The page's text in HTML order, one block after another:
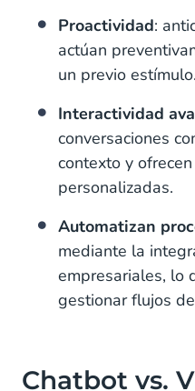
Proactividad:
actúan
un previo estímulo.
Interactividad
conversaciones
contexto y
personalizadas.
Automatizan
mediante la
empresariales, lo
gestionar flujos
Chatbot vs.